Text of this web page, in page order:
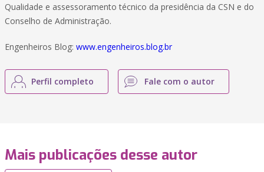
Qualidade e assessoramento técnico da presidência da CSN e do
Conselho de Administração.
Engenheiros Blog: www.engenheiros.blog.br
Perfil completo Fale com o autor
Mais publicações desse autor